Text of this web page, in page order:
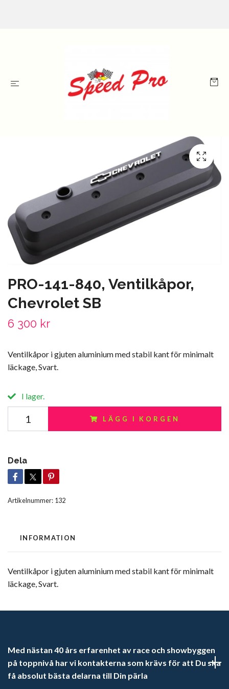
PRO-141-840, Ventilkåpor,
Chevrolet SB
6 300 kr
Ventilkåpor i gjuten aluminium med stabil kant för minimalt
läckage, Svart.
I lager.
LÄGG I KORGEN
Dela
Artikelnummer: 132
INFORMATION
Ventilkåpor i gjuten aluminium med stabil kant för minimalt
läckage, Svart.
Med nästan 40 års erfarenhet av race och showbyggen
på toppnivå har vi kontakterna som krävs för att Du ska
få absolut bästa delarna till Din pärla